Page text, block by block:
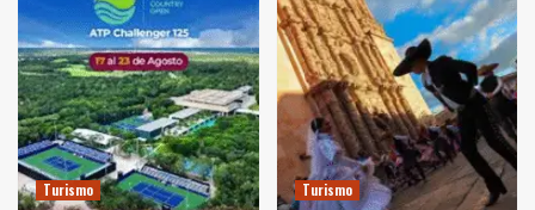
Turismo Turismo